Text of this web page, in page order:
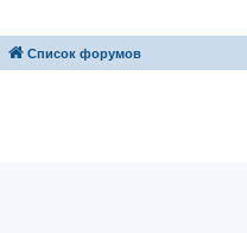
Список форумов